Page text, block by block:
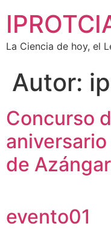
La Ciencia de hoy, el
Autor:
Concurso
de
evento01